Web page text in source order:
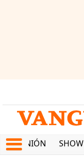
OPINIÓN SHOW